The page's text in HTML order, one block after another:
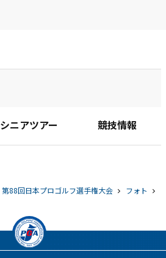
シニアツアー 競技情報
第88回日本プロゴルフ選手権大会
フォト